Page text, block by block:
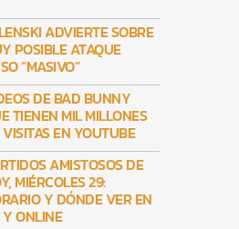
ADVIERTE SOBRE
POSIBLE ATAQUE
“MASIVO”
DE BAD BUNNY
TIENEN MIL MILLONES
VISITAS EN YOUTUBE
AMISTOSOS DE
MIÉRCOLES 29:
Y DÓNDE VER EN
ONLINE